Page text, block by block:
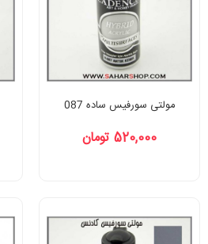
مولتی سورفیس ساده 087
520,000 تومان